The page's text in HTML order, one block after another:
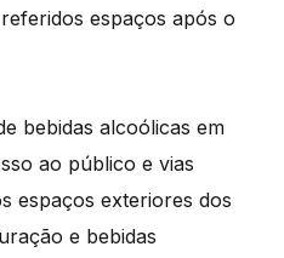
espaços após o
bebidas alcoólicas em
ao público e vias
espaços exteriores dos
e bebidas